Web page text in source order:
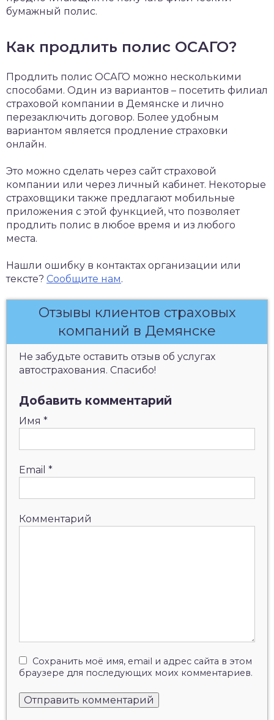
бумажный полис.
Как продлить полис ОСАГО?
Продлить полис ОСАГО можно несколькими
способами. Один из вариантов – посетить филиал
страховой компании в Демянске и лично
перезаключить договор. Более удобным
вариантом является продление страховки
онлайн.
Это можно сделать через сайт страховой
компании или через личный кабинет. Некоторые
страховщики также предлагают мобильные
приложения с этой функцией, что позволяет
продлить полис в любое время и из любого
места.
Нашли ошибку в контактах организации или
тексте? Сообщите нам.
Отзывы клиентов страховых
компаний в Демянске
Не забудьте оставить отзыв об услугах
автострахования. Спасибо!
Добавить комментарий
Имя *
Email *
Комментарий
Сохранить моё имя, email и адрес сайта в этом
браузере для последующих моих комментариев.